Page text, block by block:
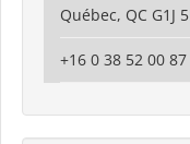
Québec, QC G1J
+16 0 38 52 00 87